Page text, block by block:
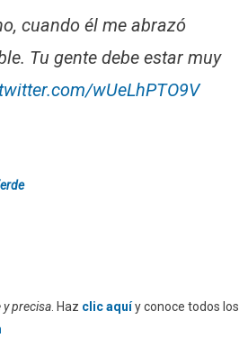
cuando él me abrazó
Tu gente debe estar muy
wUeLhPTO9V
precisa . Haz clic aquíy conoce todos los